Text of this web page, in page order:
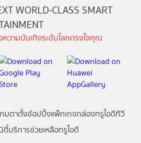
WORLD-CLASS SMART
วามบันเทิงระดับโลกตรงใจคุณ
มตาตั้งช้อปปิ้งแพ็กเกจกล่องทรูไอดีทีวี
ตี้บริการช่วยเหลือทรูไอดี